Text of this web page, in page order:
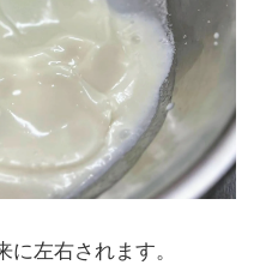
左右されます。